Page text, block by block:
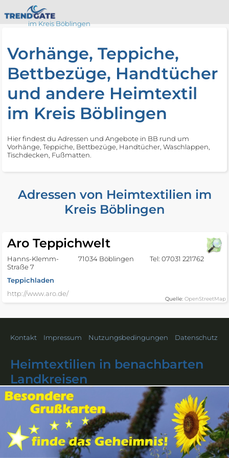
im Kreis Böblingen
Vorhänge, Teppiche,
Bettbezüge, Handtücher
und andere Heimtextil
im Kreis Böblingen
Hier findest du Adressen und Angebote in BB rund um
Vorhänge, Teppiche, Bettbezüge, Handtücher, Waschlappen,
Tischdecken, Fußmatten.
Adressen von Heimtextilien im
Kreis Böblingen
Aro Teppichwelt
Hanns-Klemm-
Straße 7
71034 Böblingen Tel: 07031 221762
Teppichladen
http://www.aro.de/
Quelle: OpenStreetMap
Kontakt Impressum Nutzungsbedingungen Datenschutz
Heimtextilien in benachbarten
Landkreisen
Esslingen
Freudenstadt